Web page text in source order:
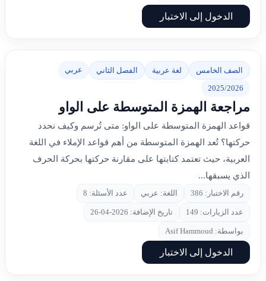
الدخول إلى الاختبار
الصف الخامس لغة عربية الفصل الثاني عربي
2025/2026
مراجعة الهمزة المتوسطة على الواو
قواعد الهمزة المتوسطة على الواو: متى تُرسم وكيف نحدد
حركتها؟ تُعد الهمزة المتوسطة من أهم قواعد الإملاء في اللغة
العربية، حيث تعتمد كتابتها على مقارنة حركتها بحركة الحرف
الذي يسبقها...
رقم الاختبار: 386 اللغة: عربي عدد الأسئلة: 8
عدد الزيارات: 149 تاريخ الإضافة: 2026-04-26
بواسطة: Asif Hammoud
الدخول إلى الاختبار